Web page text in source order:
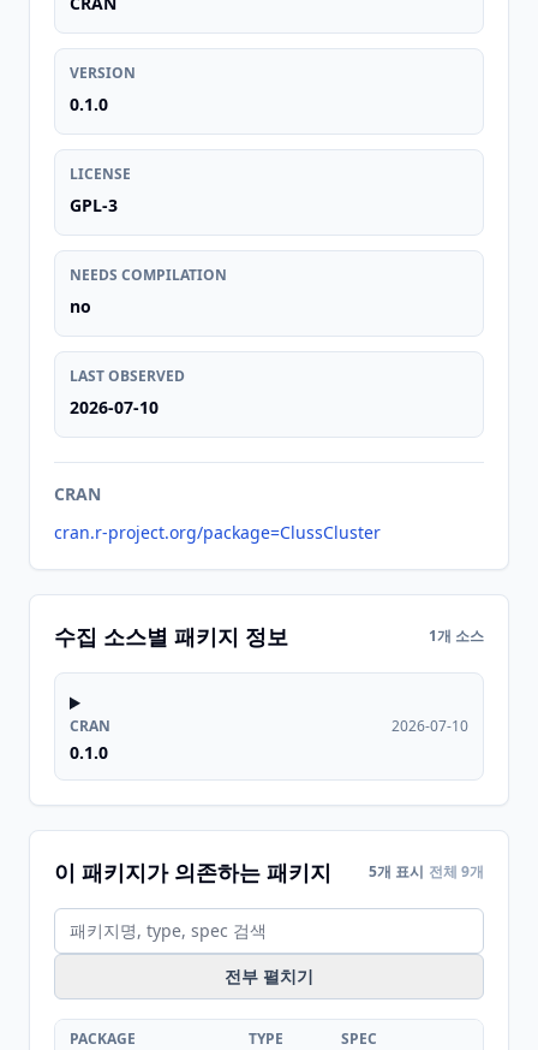
VERSION
0.1.0
LICENSE
GPL-3
NEEDS COMPILATION
no
LAST OBSERVED
2026-07-10
CRAN
cran.r-project.org/package=ClussCluster
수집 소스별 패키지 정보 1개 소스
CRAN
0.1.0
2026-07-10
이 패키지가 의존하는 패키지 5개 표시 전체 9개
전부 펼치기
PACKAGE TYPE SPEC